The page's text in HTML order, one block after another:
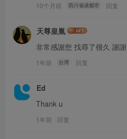
10个月前 四川省成都市 回复
天尊皇胤
非常感謝您 找尋了很久 謝謝
1年前 台湾 回复
Ed
Thank u
1年前 回复